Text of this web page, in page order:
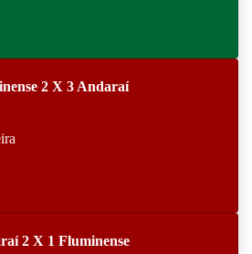
2 X 3 Andaraí
2 X 1 Fluminense